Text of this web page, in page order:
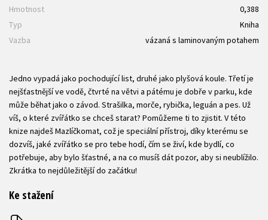
Hmotnost
0,388
Typ
Kniha
Vazba
vázaná s laminovaným potahem
Jedno vypadá jako pochodující list, druhé jako plyšová koule. Třetí je
nejšťastnější ve vodě, čtvrté na větvi a pátému je dobře v parku, kde
může běhat jako o závod. Strašilka, morče, rybička, leguán a pes. Už
víš, o které zvířátko se chceš starat? Pomůžeme ti to zjistit. V této
knize najdeš Mazlíčkomat, což je speciální přístroj, díky kterému se
dozvíš, jaké zvířátko se pro tebe hodí, čím se živí, kde bydlí, co
potřebuje, aby bylo šťastné, a na co musíš dát pozor, aby si neublížilo.
Zkrátka to nejdůležitější do začátku!
Ke stažení